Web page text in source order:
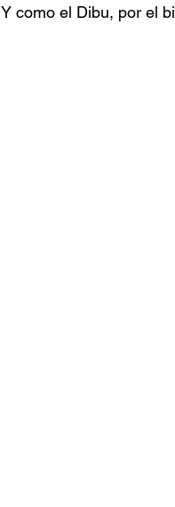
Y como el Dibu, por el